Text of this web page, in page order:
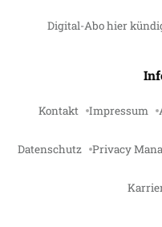
Digital-Abo hier
Kontakt Impressum
Datenschutz Privacy